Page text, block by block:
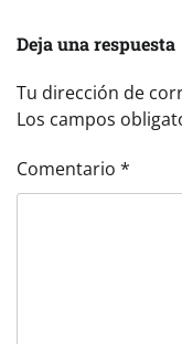
Deja una respuesta
Tu dirección de
Los campos
Comentario *